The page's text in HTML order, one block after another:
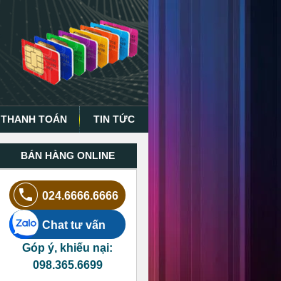
THANH TOÁN TIN TỨC
BÁN HÀNG ONLINE
024.6666.6666
Chat tư vấn
Góp ý, khiếu nại:
098.365.6699